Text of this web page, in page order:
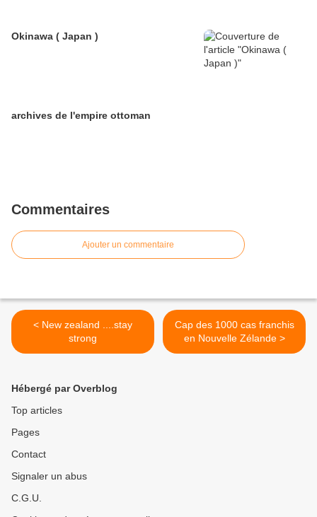
Okinawa ( Japan )
archives de l'empire ottoman
Commentaires
Ajouter un commentaire
< New zealand ....stay
strong
Cap des 1000 cas franchis
en Nouvelle Zélande >
Hébergé par Overblog
Top articles
Pages
Contact
Signaler un abus
C.G.U.